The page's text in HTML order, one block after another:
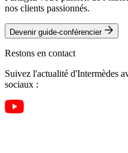
nos clients passionnés.
Devenir guide-conférencier
Restons en contact
Suivez l'actualité d'Intermèdes
sociaux :